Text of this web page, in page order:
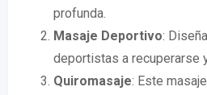
profunda.
Masaje Deportivo:
deportistas a recuperarse
Quiromasaje: Este